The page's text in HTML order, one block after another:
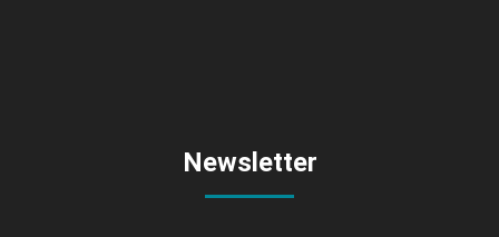
Newsletter